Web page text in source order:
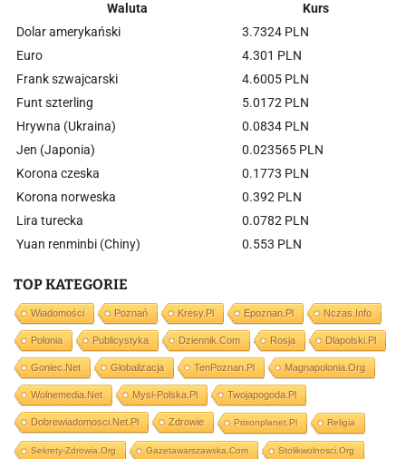
Waluta
Kurs
Dolar amerykański
3.7324 PLN
Euro
4.301 PLN
Frank szwajcarski
4.6005 PLN
Funt szterling
5.0172 PLN
Hrywna (Ukraina)
0.0834 PLN
Jen (Japonia)
0.023565 PLN
Korona czeska
0.1773 PLN
Korona norweska
0.392 PLN
Lira turecka
0.0782 PLN
Yuan renminbi (Chiny)
0.553 PLN
TOP KATEGORIE
Wiadomości Poznań Kresy.pl Epoznan.pl Nczas.info
Polonia Publicystyka Dziennik.com Rosja Dlapolski.pl
Goniec.net Globalizacja TenPoznan.pl Magnapolonia.org
Wolnemedia.net Mysl-Polska.pl Twojapogoda.pl
Dobrewiadomosci.net.pl Zdrowie Prisonplanet.pl Religia
Sekrety-Zdrowia.org Gazetawarszawska.com Stolikwolnosci.org